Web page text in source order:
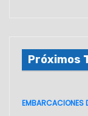
Próximos
EMBARCACIONES